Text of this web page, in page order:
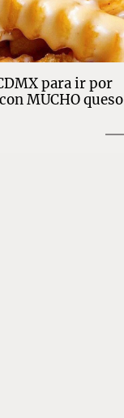
para ir por
MUCHO queso